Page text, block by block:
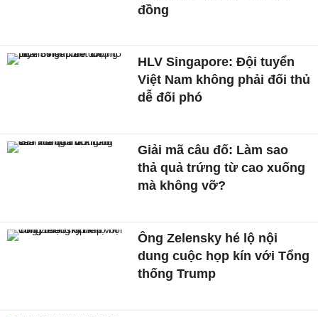
đồng
HLV Singapore: Đội tuyển
Việt Nam không phải đối thủ
dễ đối phó
Giải mã câu đố: Làm sao
thả quả trứng từ cao xuống
mà không vỡ?
Ông Zelensky hé lộ nội
dung cuộc họp kín với Tổng
thống Trump